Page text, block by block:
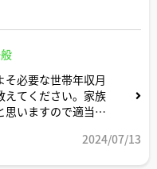
そ必要な世帯年収月
えてください。家族
思いますので適当な
2024/07/13